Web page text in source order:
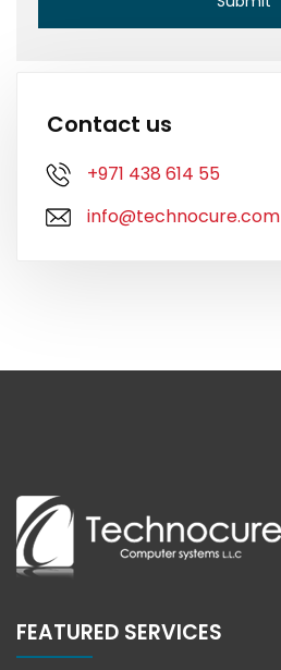
Contact us
+971 438 614 55
info@technocure.com
FEATURED SERVICES